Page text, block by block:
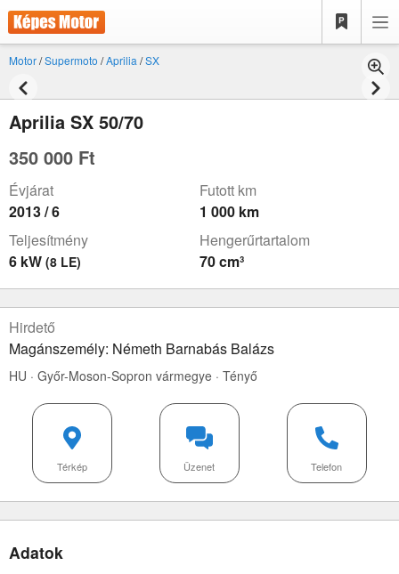
Motor/Supermoto /Aprilia /SX
Aprilia SX 50/70
350 000 Ft
Évjárat
2013 / 6
Futott km
1 000 km
Teljesítmény
6 kW (8 LE)
Hengerűrtartalom
70 cm³
Hirdető
Magánszemély: Németh Barnabás Balázs
HU · Győr-Moson-Sopron vármegye · Tényő
Telefon
Üzenet
Térkép
Adatok